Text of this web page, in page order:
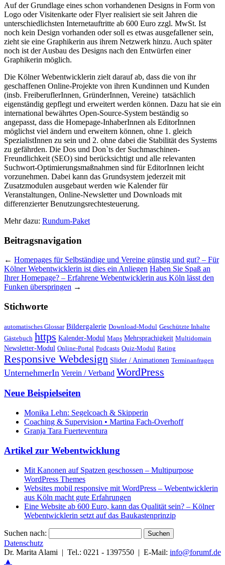
Auf der Grundlage eines schon vorhandenen Designs in Form von
Logo oder Visitenkarte oder Flyer realisiert sie seit Jahren die
unterschiedlichsten Internetauftritte ab 600 Euro zzgl. MwSt. Ist
noch kein Design vorhanden oder soll es etwas ausgefallener sein,
zieht sie eine Graphikerin aus ihrem Netzwerk hinzu. Auch später
noch ist der Ausbau des Designs nach den Entwürfen einer
Graphikerin möglich.
Die Kölner Webentwicklerin zielt darauf ab, dass die von ihr
geschaffenen Online-Projekte von ihren Kundinnen und Kunden
(insb. FreiberuflerInnen, GründerInnen, Vereine) tatsächlich
eigenständig gepflegt und erweitert werden können. Dazu hat sie ein
international bewährtes Open-Source-System beständig so
angepasst, dass die Homepage-InhaberInnen als EditorInnen
möglichst viel ändern und erweitern können, ohne 1. gleich
SpezialistInnen zu sein und 2. ohne dabei die Stabilität des Systems
zu gefährden. Die Dos und Don`ts der Suchmaschinen-
Freundlichkeit (SEO) sind berücksichtigt und alle relevanten
Suchwort-Optimierungsmaßnahmen sind für EditorInnen leicht
vorzunehmen. Dabei kann das Grundsystem jederzeit mit
Zusatzmodulen ausgebaut werden wie Kalender für
Veranstaltungen, Online-Newsletter und Downloads mit
differenzierter Benutzungsrechtesteuerung.
Mehr dazu: Rundum-Paket
Beitragsnavigation
← Homepages für Selbständige und Vereine günstig und gut? – Für
Kölner Webentwicklerin ist dies ein Anliegen Haben Sie Spaß an
Ihrer Homepage? – Erfahrene Webentwicklerin aus Köln lässt den
Funken überspringen →
Stichworte
automatisches Glossar Bildergalerie Download-Modul Geschützte Inhalte
Gästebuch https Kalender-Modul Maps Mehrsprachigkeit Multidomain
Newsletter-Modul Online-Portal Podcasts Quiz-Modul Rating
Responsive Webdesign Slider / Animationen Terminanfragen
UnternehmerIn Verein / Verband WordPress
Neue Beispielseiten
Monika Lehn: Segelcoach & Skipperin
Coaching & Supervision • Martina Fach-Overhoff
Granja Tara Fuerteventura
Artikel zur Webentwicklung
Mit Kanonen auf Spatzen geschossen – Multipurpose
WordPress Themes
Websites mobil responsive mit WordPress – Webentwicklerin
aus Köln macht gute Erfahrungen
Eine Website ab 600 Euro, kann das Qualität sein? – Kölner
Webentwicklerin setzt auf das Baukastenprinzip
Suchen nach:
Datenschutz
Dr. Marita Alami | Tel.: 0221 - 1397550 | E-Mail: info@forumf.de
▲